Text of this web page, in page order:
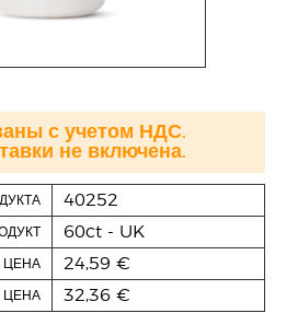
40252
60ct - UK
ЦЕНА 24,59 €
ЦЕНА 32,36 €
с учетом НДС.
не включена.